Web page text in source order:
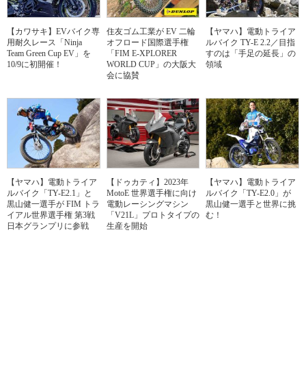
【カワサキ】EVバイク専
用耐久レース「Ninja
Team Green Cup EV」を
10/9に初開催！
住友ゴム工業が EV 二輪
オフロード国際選手権
「FIM E-XPLORER
WORLD CUP」の大阪大
会に協賛
【ヤマハ】電動トライア
ルバイク TY-E 2.2／目指
すのは「手足の延長」の
領域
【ヤマハ】電動トライア
ルバイク「TY-E2.1」と
黒山健一選手が FIM トラ
イアル世界選手権 第3戦
日本グランプリに参戦
【ドゥカティ】2023年
MotoE 世界選手権に向け
電動レーシングマシン
「V21L」プロトタイプの
生産を開始
【ヤマハ】電動トライア
ルバイク「TY-E2.0」が
黒山健一選手と世界に挑
む！